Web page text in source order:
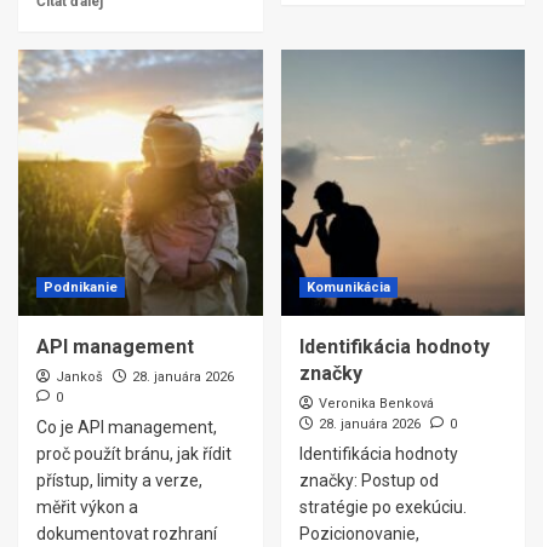
Podnikanie
API management
Jankoš
28. januára 2026
0
Co je API management,
proč použít bránu, jak řídit
přístup, limity a verze,
měřit výkon a
dokumentovat rozhraní
Komunikácia
Identifikácia hodnoty
značky
Veronika Benková
28. januára 2026
0
Identifikácia hodnoty
značky: Postup od
stratégie po exekúciu.
Pozicionovanie,